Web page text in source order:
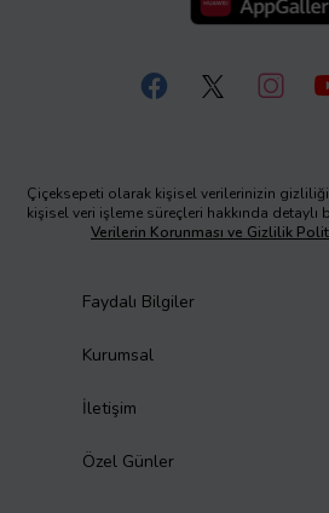
Çiçeksepeti olarak kişisel verilerinizin
kişisel veri işleme süreçleri hakkında
Verilerin Korunması ve Gizlilik
Faydalı Bilgiler
Kurumsal
İletişim
Özel Günler